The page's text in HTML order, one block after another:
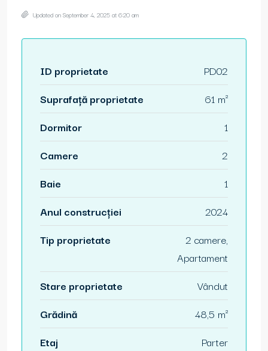
Updated on September 4, 2025 at 6:20 am
ID proprietate
PD02
Suprafață proprietate
61 m²
Dormitor
1
Camere
2
Baie
1
Anul construcției
2024
Tip proprietate
2 camere,
Apartament
Stare proprietate
Vândut
Grădină
48,5 m²
Etaj
Parter